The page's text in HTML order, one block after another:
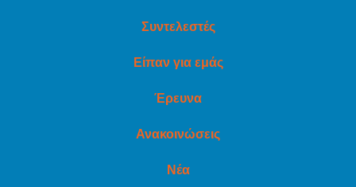
Συντελεστές
Είπαν για εμάς
Έρευνα
Ανακοινώσεις
Νέα